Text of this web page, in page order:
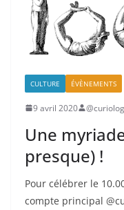
CULTURE ÉVÈNEMENTS
9 avril 2020 @curiolog
Une
presque) !
Pour célébrer le
compte principal